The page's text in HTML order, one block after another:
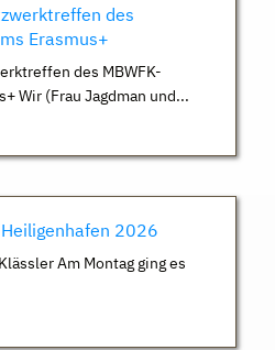
des
Erasmus+
des MBWFK-
Wir (Frau Jagdman und...
2026
Am Montag ging es